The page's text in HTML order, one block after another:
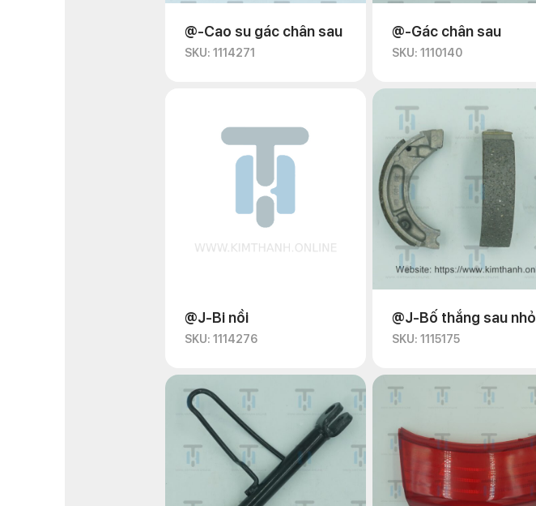
@-Cao su gác chân sau
SKU: 1114271
@-Gác chân sau
SKU: 1110140
@J-Bi nồi
SKU: 1114276
@J-Bố thắng sau nhỏ
SKU: 1115175